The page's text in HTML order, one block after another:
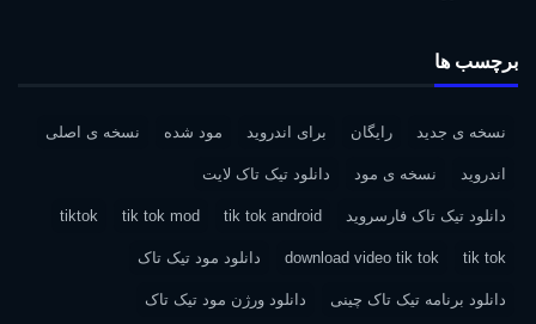
برچسب ها
نسخه ی جدید رایگان برای اندروید مود شده نسخه ی اصلی
اندروید نسخه ی مود دانلود تیک تاک لایت
دانلود تیک تاک فارسروید tik tok android
tik tok mod
tiktok
tik tok
download video tik tok دانلود مود تیک تاک
دانلود برنامه تیک تاک چینی دانلود ورژن مود تیک تاک